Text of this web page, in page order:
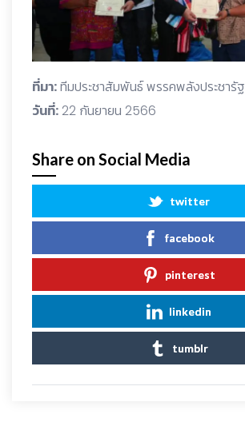
ที่มา:ทีมประชาสัมพันธ์ พรรคพลังประชารัฐ
วันที่: 22 กันยายน 2566
Share on Social Media
twitter
facebook
pinterest
linkedin
tumblr